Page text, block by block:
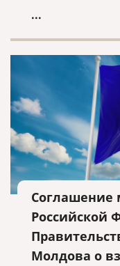
всем мире на
...
Соглашение
Российской
Молдова о